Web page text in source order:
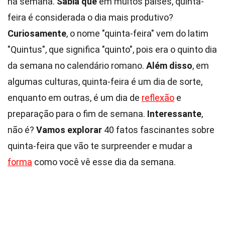
feira é considerada o dia mais produtivo?
Curiosamente, o nome "quinta-feira" vem do latim
"Quintus", que significa "quinto", pois era o quinto dia
da semana no calendário romano. Além disso, em
algumas culturas, quinta-feira é um dia de sorte,
enquanto em outras, é um dia de reflexão e
preparação para o fim de semana. Interessante,
não é? Vamos explorar 40 fatos fascinantes sobre
quinta-feira que vão te surpreender e mudar a
forma como você vê esse dia da semana.